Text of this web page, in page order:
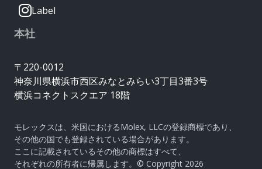
Label
本社
〒220-0012
神奈川県横浜市西区みなとみらい3丁目3番3号
横浜コネクトスクエア 18階
モレックスは、米国におけるMolex, LLCの登録商標であり、
その他の国でも登録されている場合があります。
ここに記載されているその他の商標はすべて、
それぞれの所有者に帰属します。© Copyright 2026